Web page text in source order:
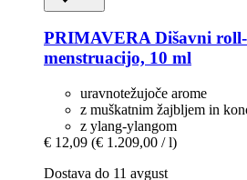
PRIMAVERADišavni roll-​
menstruacijo, 10 ml
uravnotežujoče arome
z muškatnim žajbljem in
z ylang-ylangom
€ 12,09 (€ 1.209,00 / l)
Dostava do 11 avgust